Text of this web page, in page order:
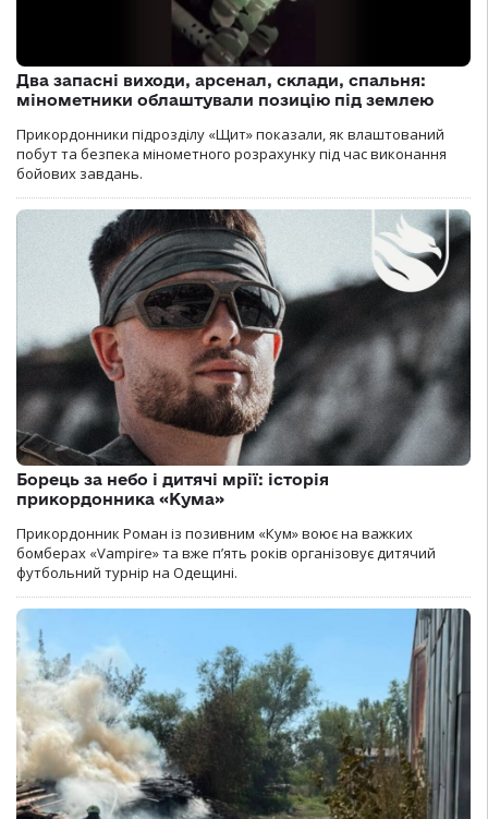
Два запасні виходи, арсенал, склади, спальня:
мінометники облаштували позицію під землею
Прикордонники підрозділу «Щит» показали, як влаштований
побут та безпека мінометного розрахунку під час виконання
бойових завдань.
Борець за небо і дитячі мрії: історія
прикордонника «Кума»
Прикордонник Роман із позивним «Кум» воює на важких
бомберах «Vampire» та вже п’ять років організовує дитячий
футбольний турнір на Одещині.